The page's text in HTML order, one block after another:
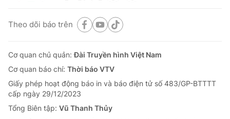
Theo dõi báo trên
Cơ quan chủ quản:Đài Truyền hình Việt Nam
Cơ quan báo chí: Thời báo VTV
Giấy phép hoạt động báo in và báo điện tử số 483/GP-BTTTT
cấp ngày 29/12/2023
Tổng Biên tập: Vũ Thanh Thủy